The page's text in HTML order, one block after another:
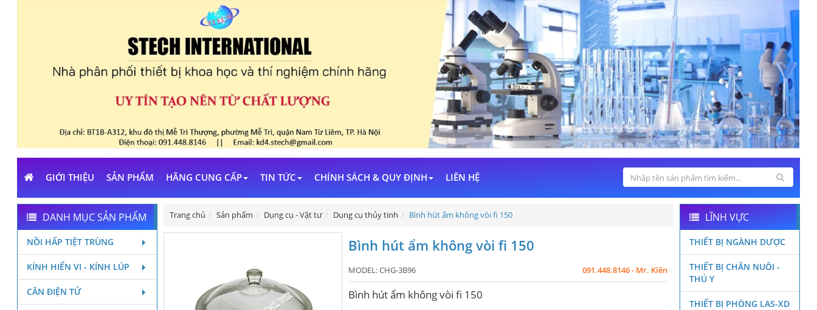
GIỚI THIỆU SẢN PHẨM HÃNG CUNG CẤP TIN TỨC CHÍNH SÁCH & QUY ĐỊNH LIÊN HỆ
Trang chủ Sản phẩm Dụng cụ - Vật tư Dụng cụ thủy tinh Bình hút ẩm không vòi fi 150
Bình hút ẩm không vòi fi 150
MODEL:CHG-3B96 091.448.8146 - Mr. Kiên
Bình hút ẩm không vòi fi 150
DANH MỤC SẢN PHẨM
NỒI HẤP TIỆT TRÙNG
KÍNH HIỂN VI - KÍNH LÚP
CÂN ĐIỆN TỬ
LĨNH VỰC
THIẾT BỊ NGÀNH DƯỢC
THIẾT BỊ CHĂN NUÔI -
THÚ Y
THIẾT BỊ PHÒNG LAS-XD